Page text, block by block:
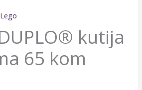
Lego
kutija
65 kom